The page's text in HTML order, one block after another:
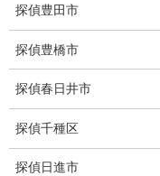
猫の捜索調査料金
報告書サンプル
調査事例
探偵豊田市
探偵豊橋市
探偵春日井市
探偵千種区
探偵日進市